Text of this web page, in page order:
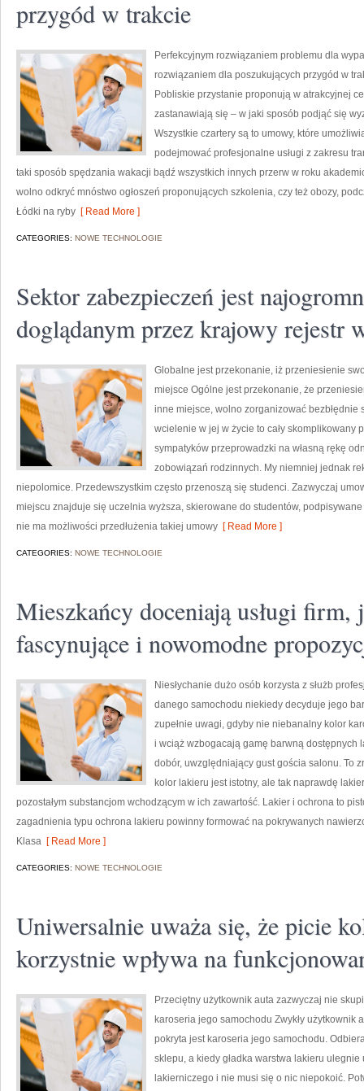
przygód w trakcie
Perfekcyjnym rozwiązaniem problemu dla
rozwiązaniem dla poszukujących przygód w
Pobliskie przystanie proponują w atrakcyjnej
zastanawiają się – w jaki sposób podjąć się
Wszystkie czartery są to umowy, które
podejmować profesjonalne usługi z zakresu
taki sposób spędzania wakacji bądź wszystkich innych przerw w roku
wolno odkryć mnóstwo ogłoszeń proponujących szkolenia, czy też obozy,
Łódki na ryby [ Read More ]
CATEGORIES: NOWE TECHNOLOGIE
Sektor zabezpieczeń jest
doglądanym przez krajowy rejestr
Globalne jest przekonanie, iż przeniesienie
miejsce Ogólne jest przekonanie, że
inne miejsce, wolno zorganizować
wcielenie w jej w życie to cały skomplikowany
sympatyków przeprowadzki na własną rękę
zobowiązań rodzinnych. My niemniej jednak
niepolomice. Przedewszystkim często przenoszą się studenci. Zazwyczaj
miejscu znajduje się uczelnia wyższa, skierowane do studentów,
nie ma możliwości przedłużenia takiej umowy [ Read More ]
CATEGORIES: NOWE TECHNOLOGIE
Mieszkańcy doceniają usługi firm,
fascynujące i nowomodne
Niesłychanie dużo osób korzysta z służb
danego samochodu niekiedy decyduje jego
zupełnie uwagi, gdyby nie niebanalny kolor
i wciąż wzbogacają gamę barwną dostępnych
dobór, uwzględniający gust gościa salonu. To
kolor lakieru jest istotny, ale tak naprawdę
pozostałym substancjom wchodzącym w ich zawartość. Lakier i ochrona to
zagadnienia typu ochrona lakieru powinny formować na pokrywanych
Klasa [ Read More ]
CATEGORIES: NOWE TECHNOLOGIE
Uniwersalnie uważa się, że picie
korzystnie wpływa na
Przeciętny użytkownik auta zazwyczaj nie
karoseria jego samochodu Zwykły użytkownik
pokryta jest karoseria jego samochodu.
sklepu, a kiedy gładka warstwa lakieru
lakierniczego i nie musi się o nic niepokoić.